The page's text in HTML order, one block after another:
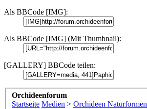
Als BBCode [IMG]:
Als BBCode [IMG] (Mit Thumbnail):
[GALLERY] BBCode teilen:
Orchideenforum
Startseite Medien > Orchideen Naturformen